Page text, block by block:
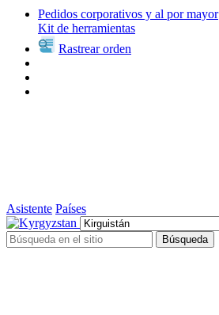
Pedidos corporativos y al por mayor
Kit de herramientas
Rastrear orden
Asistente Países
Búsqueda